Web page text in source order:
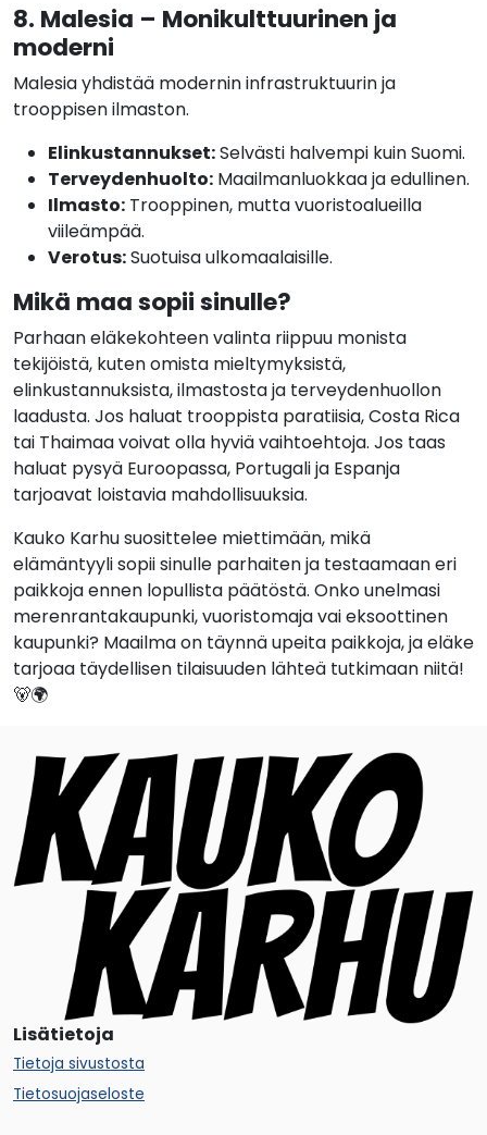
8. Malesia – Monikulttuurinen ja
moderni
Malesia yhdistää modernin infrastruktuurin ja
trooppisen ilmaston.
Elinkustannukset:Selvästi halvempi kuin Suomi.
Terveydenhuolto: Maailmanluokkaa ja edullinen.
Ilmasto: Trooppinen, mutta vuoristoalueilla
viileämpää.
Verotus:Suotuisa ulkomaalaisille.
Mikä maa sopii sinulle?
Parhaan eläkekohteen valinta riippuu monista
tekijöistä, kuten omista mieltymyksistä,
elinkustannuksista, ilmastosta ja terveydenhuollon
laadusta. Jos haluat trooppista paratiisia, Costa Rica
tai Thaimaa voivat olla hyviä vaihtoehtoja. Jos taas
haluat pysyä Euroopassa, Portugali ja Espanja
tarjoavat loistavia mahdollisuuksia.
Kauko Karhu suosittelee miettimään, mikä
elämäntyyli sopii sinulle parhaiten ja testaamaan eri
paikkoja ennen lopullista päätöstä. Onko unelmasi
merenrantakaupunki, vuoristomaja vai eksoottinen
kaupunki? Maailma on täynnä upeita paikkoja, ja eläke
tarjoaa täydellisen tilaisuuden lähteä tutkimaan niitä!
🐻🌍
Lisätietoja
Tietoja sivustosta
Tietosuojaseloste